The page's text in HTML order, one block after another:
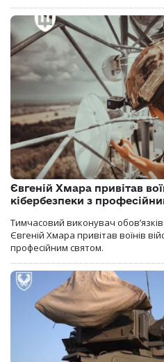
Євгеній Хмара привітав
кібербезпеки з
Тимчасовий виконувач
Євгеній Хмара привітав воїнів
професійним святом.